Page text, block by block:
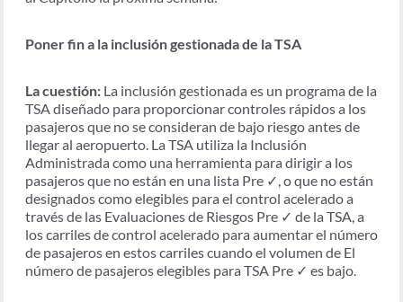
Poner fin a la inclusión gestionada de la TSA
La cuestión: La inclusión gestionada es un programa de la
TSA diseñado para proporcionar controles rápidos a los
pasajeros que no se consideran de bajo riesgo antes de
llegar al aeropuerto. La TSA utiliza la Inclusión
Administrada como una herramienta para dirigir a los
pasajeros que no están en una lista Pre ✓, o que no están
designados como elegibles para el control acelerado a
través de las Evaluaciones de Riesgos Pre ✓ de la TSA, a
los carriles de control acelerado para aumentar el número
de pasajeros en estos carriles cuando el volumen de El
número de pasajeros elegibles para TSA Pre ✓ es bajo.